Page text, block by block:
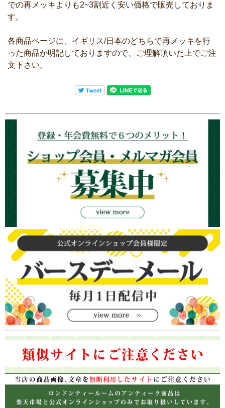
での再メッキよりも2~3割近く安い価格で販売しておりま
す。
各商品ページに、イギリス/日本のどちらで再メッキを行
った商品か明記しておりますので、ご理解頂いた上でご注
文下さい。